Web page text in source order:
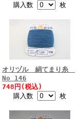
購入数
枚
オリヅル 絹てまり糸
No 146
748円(税込)
購入数
枚